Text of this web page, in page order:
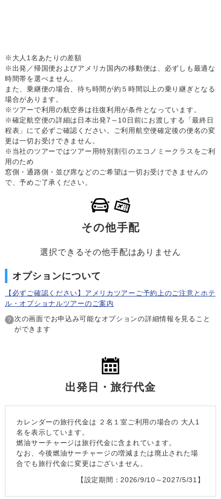
※大人1名あたりの差額
※出発／帰国便およびアメリカ国内の移動便は、必ずしも最適な
時間帯を選べません。
また、乗継便の場合、待ち時間が約５時間以上の乗り継ぎとなる
場合があります。
※ツアーで利用の航空券は往復利用が条件となっています。
※確定航空便の詳細は日本出発7～10日前にお渡しする「最終日
程表」にて必ずご確認ください。ご利用航空便確定後の便名の変
更は一切お受けできません。
※当社のツアーではツアー用特別割引のエコノミークラスをご利
用のため
窓側・通路側・並び席などのご希望は一切お受けできませんの
で、予めご了承ください。
その他手配
選択できるその他手配はありません
オプションについて
【必ずご確認ください】アメリカツアーご予約上のご注意とホテ
ル・オプショナルツアーのご案内
次の画面でお申込み可能なオプションの詳細情報を見ること
ができます
出発日・旅行代金
カレンダーの旅行代金は ２名１室ご利用の場合の 大人1
名を表示しています。
燃油サーチャージは旅行代金に含まれています。
なお、今後燃油サーチャージの増減または廃止された場
合でも旅行代金に変更はございません。
【設定期間：2026/9/10～2027/5/31】